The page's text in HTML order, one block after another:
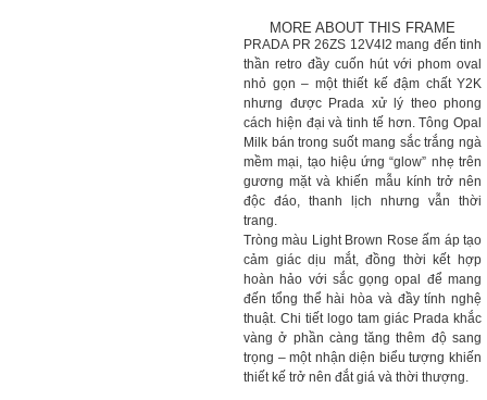
MORE ABOUT THIS FRAME
PRADA PR 26ZS 12V4I2 mang đến tinh
thần retro đầy cuốn hút với phom oval
nhỏ gọn – một thiết kế đậm chất Y2K
nhưng được Prada xử lý theo phong
cách hiện đại và tinh tế hơn. Tông Opal
Milk bán trong suốt mang sắc trắng ngà
mềm mại, tạo hiệu ứng “glow” nhẹ trên
gương mặt và khiến mẫu kính trở nên
độc đáo, thanh lịch nhưng vẫn thời
trang.
Tròng màu Light Brown Rose ấm áp tạo
cảm giác dịu mắt, đồng thời kết hợp
hoàn hảo với sắc gọng opal để mang
đến tổng thể hài hòa và đầy tính nghệ
thuật. Chi tiết logo tam giác Prada khắc
vàng ở phần càng tăng thêm độ sang
trọng – một nhận diện biểu tượng khiến
thiết kế trở nên đắt giá và thời thượng.